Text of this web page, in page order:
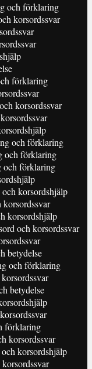
och förklaring
korsordssvar
förklaring
korsordssvar
och förklaring
och förklaring
och förklaring
korsordshjälp
korsordshjälp
och korsordssvar
betydelse
och förklaring
betydelse
förklaring
korsordssvar
korsordshjälp